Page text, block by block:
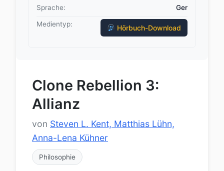
Sprache: Ger
Medientyp: Hörbuch-Download
Clone Rebellion 3:
Allianz
von Steven L. Kent, Matthias Lühn,
Anna-Lena Kühner
Philosophie